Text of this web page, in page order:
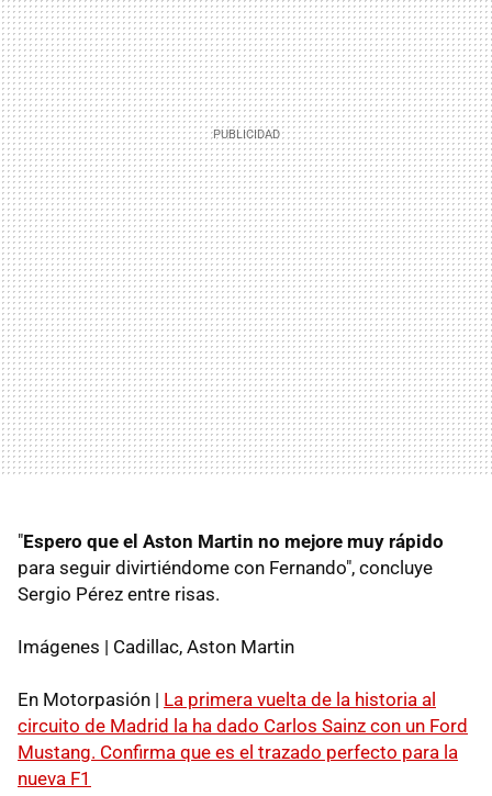
"Espero que el Aston Martin no mejore muy rápido
para seguir divirtiéndome con Fernando", concluye
Sergio Pérez entre risas.
Imágenes | Cadillac, Aston Martin
En Motorpasión | La primera vuelta de la historia al
circuito de Madrid la ha dado Carlos Sainz con un Ford
Mustang. Confirma que es el trazado perfecto para la
nueva F1